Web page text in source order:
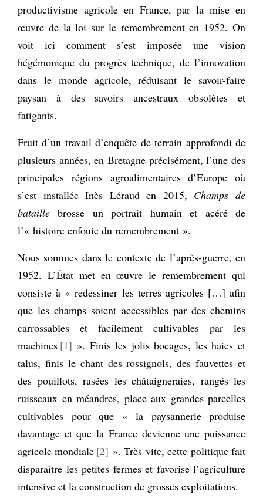
productivisme agricole en France, par la mise en
œuvre de la loi sur le remembrement en 1952. On
voit ici comment s’est imposée une vision
hégémonique du progrès technique, de l’innovation
dans le monde agricole, réduisant le savoir-faire
paysan à des savoirs ancestraux obsolètes et
fatigants.
Fruit d’un travail d’enquête de terrain approfondi de
plusieurs années, en Bretagne précisément, l’une des
principales régions agroalimentaires d’Europe où
s’est installée Inès Léraud en 2015, Champs de
bataille brosse un portrait humain et acéré de
l’« histoire enfouie du remembrement ».
Nous sommes dans le contexte de l’après-guerre, en
1952. L’État met en œuvre le remembrement qui
consiste à « redessiner les terres agricoles […] afin
que les champs soient accessibles par des chemins
carrossables et facilement cultivables par les
machines 1
». Finis les jolis bocages, les haies et
talus, finis le chant des rossignols, des fauvettes et
des pouillots, rasées les châtaigneraies, rangés les
ruisseaux en méandres, place aux grandes parcelles
cultivables pour que « la paysannerie produise
davantage et que la France devienne une puissance
agricole mondiale 2 ». Très vite, cette politique fait
disparaître les petites fermes et favorise l’agriculture
intensive et la construction de grosses exploitations.